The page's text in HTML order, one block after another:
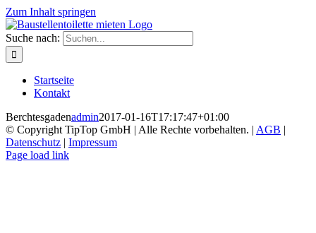
Zum Inhalt springen
Suche nach:
Startseite
Kontakt
Berchtesgadenadmin2017-01-16T17:17:47+01:00
© Copyright TipTop GmbH | Alle Rechte vorbehalten. | AGB |
Datenschutz | Impressum
Page load link